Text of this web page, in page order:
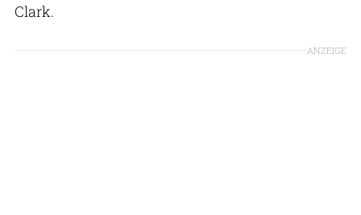
Clark.
ANZEIGE